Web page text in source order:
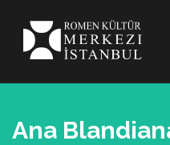
Ana